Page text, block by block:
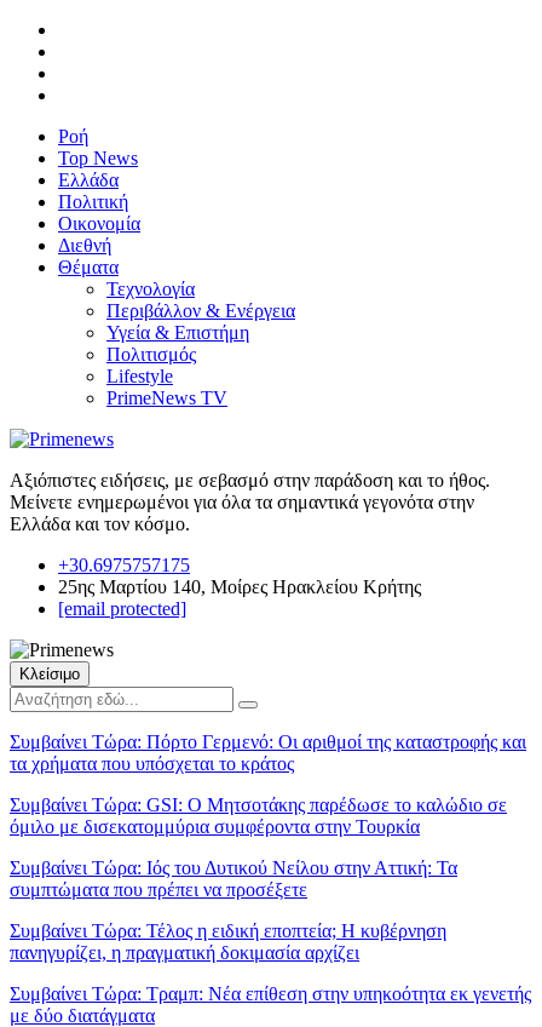
Ροή
Top News
Ελλάδα
Πολιτική
Οικονομία
Διεθνή
Θέματα
Τεχνολογία
Περιβάλλον & Ενέργεια
Υγεία & Επιστήμη
Πολιτισμός
Lifestyle
PrimeNews TV
Αξιόπιστες ειδήσεις, με σεβασμό στην παράδοση και το ήθος.
Μείνετε ενημερωμένοι για όλα τα σημαντικά γεγονότα στην
Ελλάδα και τον κόσμο.
+30.6975757175
25ης Μαρτίου 140, Μοίρες Ηρακλείου Κρήτης
[email protected]
Κλείσιμο
Συμβαίνει Τώρα: Πόρτο Γερμενό: Οι αριθμοί της καταστροφής και
τα χρήματα που υπόσχεται το κράτος
Συμβαίνει Τώρα: GSI: Ο Μητσοτάκης παρέδωσε το καλώδιο σε
όμιλο με δισεκατομμύρια συμφέροντα στην Τουρκία
Συμβαίνει Τώρα: Ιός του Δυτικού Νείλου στην Αττική: Τα
συμπτώματα που πρέπει να προσέξετε
Συμβαίνει Τώρα: Τέλος η ειδική εποπτεία; Η κυβέρνηση
πανηγυρίζει, η πραγματική δοκιμασία αρχίζει
Συμβαίνει Τώρα: Τραμπ: Νέα επίθεση στην υπηκοότητα εκ γενετής
με δύο διατάγματα